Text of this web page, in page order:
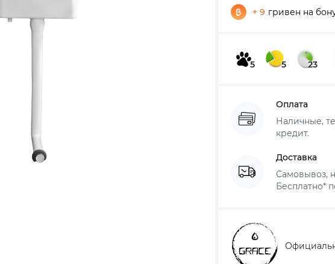
+ 9 гривен на
5 5 23
Оплата
Наличные,
кредит.
Доставка
Самовывоз,
Бесплатно*